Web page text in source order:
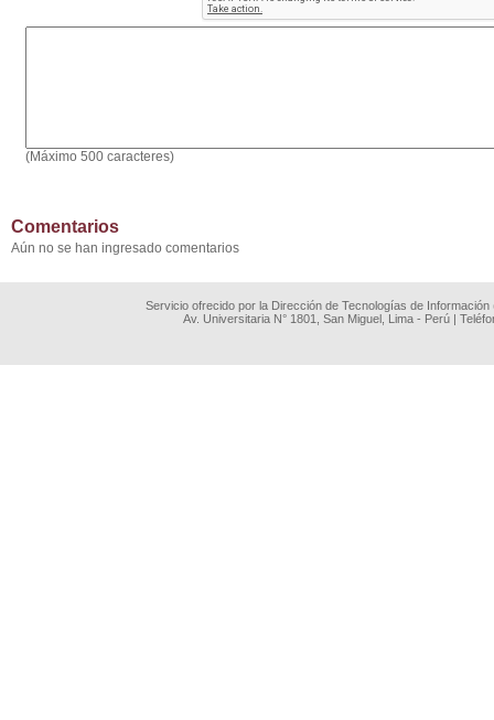
(Máximo 500 caracteres)
Comentarios
Aún no se han ingresado comentarios
Servicio ofrecido por la Dirección de Tecnologías de
Av. Universitaria N° 1801, San Miguel, Lima - Perú |